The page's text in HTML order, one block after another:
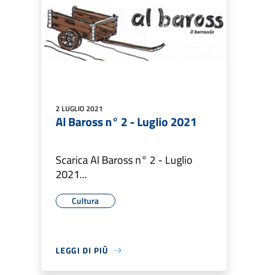
2 LUGLIO 2021
Al Baross n° 2 - Luglio 2021
Scarica Al Baross n° 2 - Luglio
2021...
Cultura
LEGGI DI PIÙ